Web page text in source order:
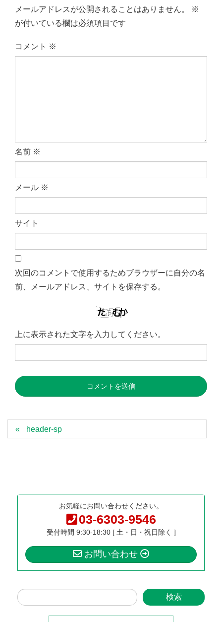
メールアドレスが公開されることはありません。
※
が付いている欄は必須項目です
コメント ※
名前 ※
メール ※
サイト
次回のコメントで使用するためブラウザーに自分の名
前、メールアドレス、サイトを保存する。
上に表示された文字を入力してください。
header-sp
お気軽にお問い合わせください。
03-6303-9546
受付時間 9:30-18:30 [ 土・日・祝日除く ]
お問い合わせ